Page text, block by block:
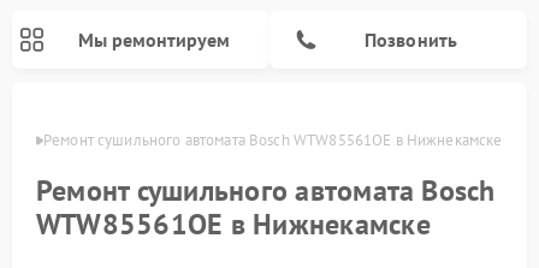
Мы ремонтируем Позвонить
Ремонт сушильного автомата Bosch WTW85561OE в Нижнекамске
Ремонт сушильного автомата Bosch
WTW85561OE в Нижнекамске